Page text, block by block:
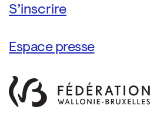
Espace presse